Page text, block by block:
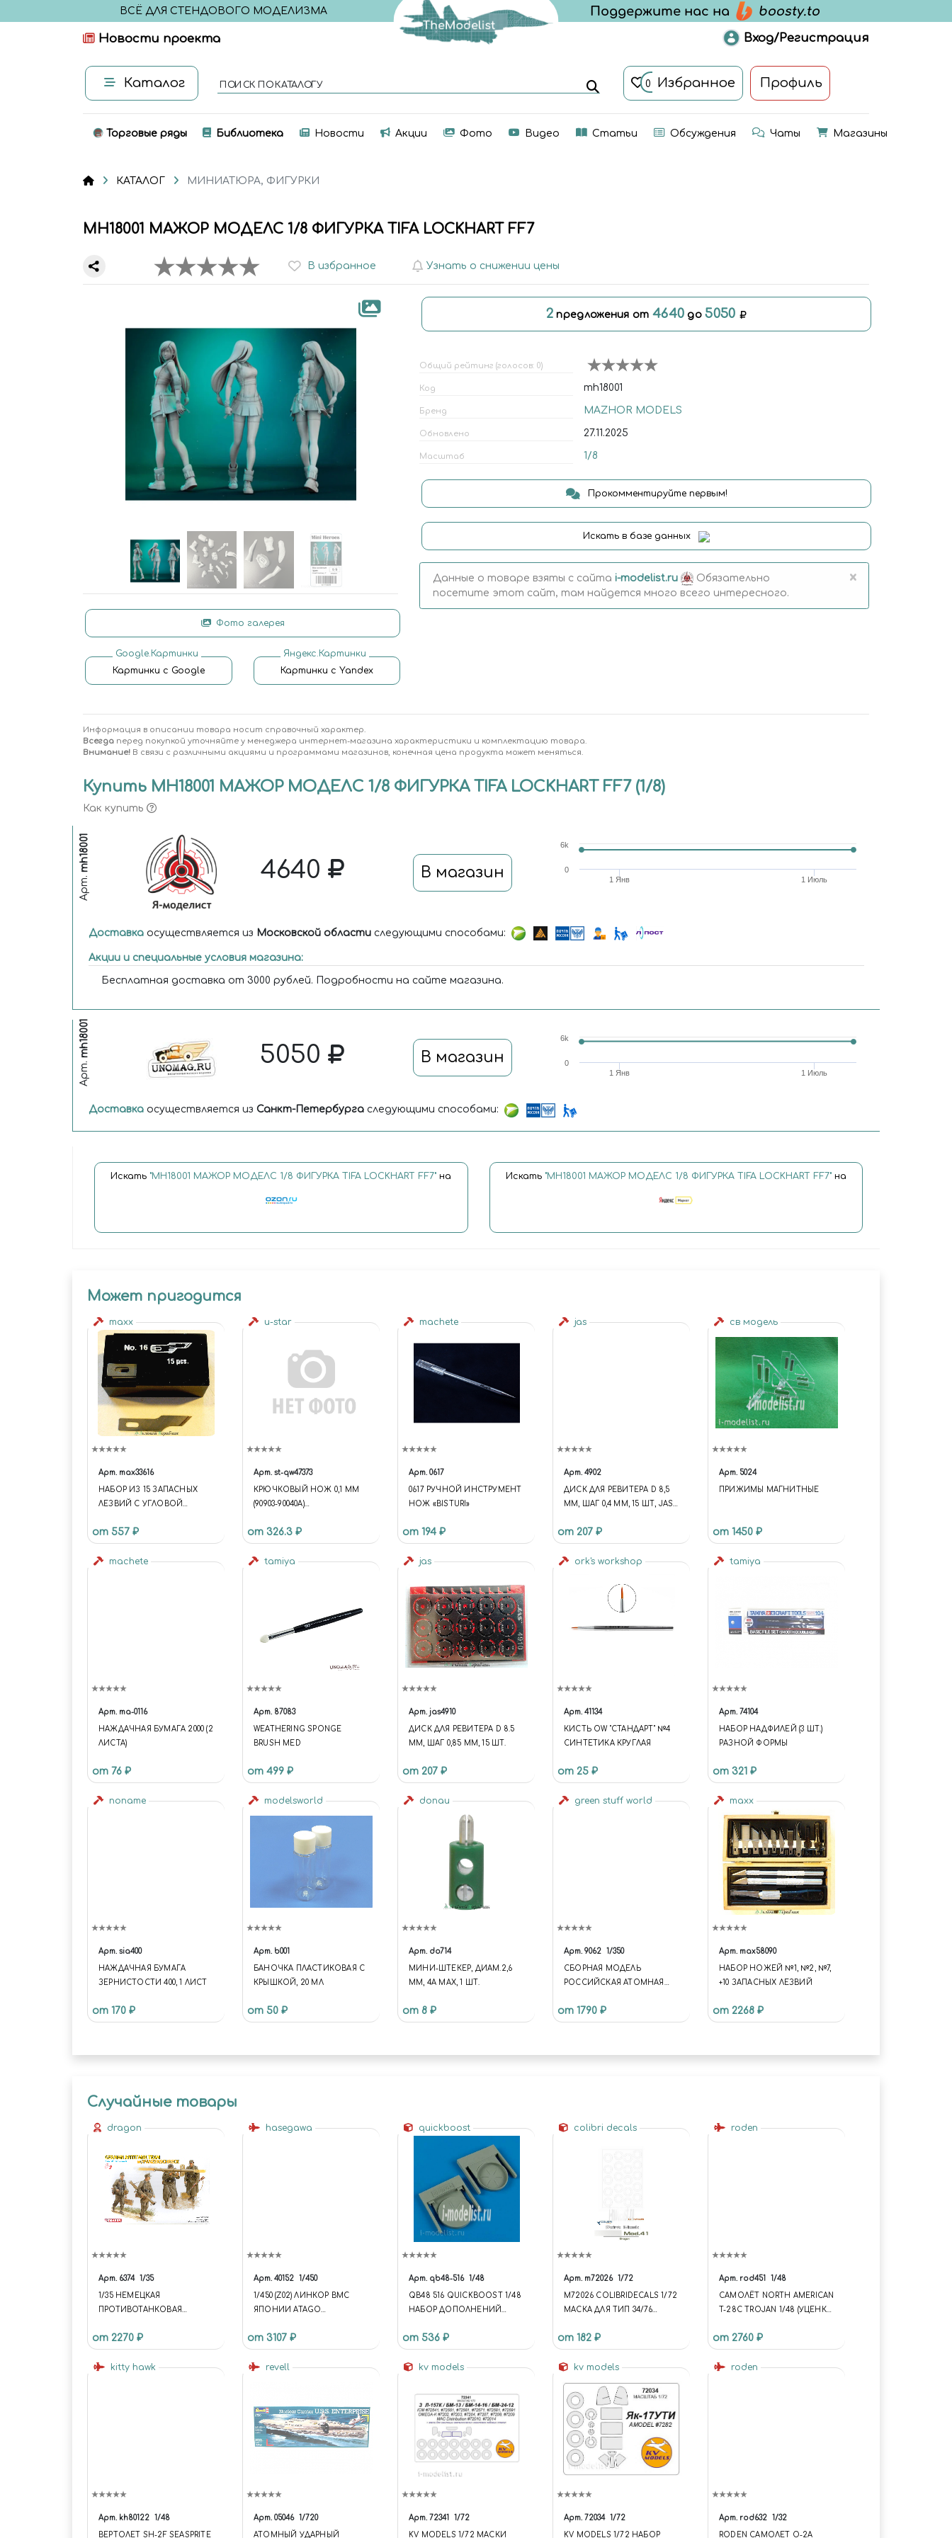
ВСЁ ДЛЯ СТЕНДОВОГО МОДЕЛИЗМА
Новости проекта Вход/Регистрация
Каталог ПОИСК ПО КАТАЛОГУ 0 Избранное Профиль
Торговые ряды Библиотека Новости Акции Фото Видео Статьи Обсуждения Чаты Магазины
КАТАЛОГ МИНИАТЮРА, ФИГУРКИ
MH18001 МАЖОР МОДЕЛС 1/8 ФИГУРКА TIFA LOCKHART FF7
В избранное Узнать о снижении цены
Фото галерея
Google.Картинки
Картинки с Google
Яндекс.Картинки
Картинки с Yandex
2 предложения от 4640 до5050
Общий рейтинг (голосов: 0)
Код mh18001
Бренд MAZHOR MODELS
Обновлено 27.11.2025
Масштаб 1/8
Прокомментируйте первым!
Искать в базе данных
Данные о товаре взяты с сайта i-modelist.ru
Обязательно
посетите этот сайт, там найдется много всего интересного.
×
Информация в описании товара носит справочный характер.
Всегда перед покупкой уточняйте у менеджера интернет-магазина характеристики и комплектацию товара.
Внимание! В связи с различными акциями и программами магазинов, конечная цена продукта может меняться.
Купить MH18001 МАЖОР МОДЕЛС 1/8 ФИГУРКА TIFA LOCKHART FF7 (1/8)
Как купить
Арт.
mh18001 4640 В магазин 1 Янв 1 Июль
0
6k
Доставка осуществляется из Московской области следующими способами:
Акции и специальные условия магазина:
Бесплатная доставка от 3000 рублей. Подробности на сайте магазина.
Арт.
mh18001 5050 В магазин
1 Янв 1 Июль
0
6k
Доставка осуществляется из Санкт-Петербурга следующими способами:
Искать "MH18001 МАЖОР МОДЕЛС 1/8 ФИГУРКА TIFA LOCKHART FF7" на Искать "MH18001 МАЖОР МОДЕЛС 1/8 ФИГУРКА TIFA LOCKHART FF7"на
Может пригодится
maxx
Арт. max33616
НАБОР ИЗ 15 ЗАПАСНЫХ
ЛЕЗВИЙ С УГЛОВОЙ
от 557 ₽
u-star
Арт. st-qw47373
КРЮЧКОВЫЙ НОЖ 0,1 ММ
(90903-90040A)
HOOK KNIFE (90903-90040A)
(CONSOLIDATED)
от 326.3 ₽
machete
Арт. 0617
0617 РУЧНОЙ ИНСТРУМЕНТ
НОЖ «BISTURI»
от 194 ₽
jas
Арт. 4902
ДИСК ДЛЯ РЕВИТЕРА D 8,5
ММ, ШАГ 0,4 ММ, 15 ШТ, JAS
от 207 ₽
св модель
Арт. 5024
ПРИЖИМЫ МАГНИТНЫЕ
от 1450 ₽
machete
Арт. ma-0116
НАЖДАЧНАЯ БУМАГА 2000 (2
ЛИСТА)
от 76 ₽
tamiya
Арт. 87083
WEATHERING SPONGE
BRUSH MED
от 499 ₽
jas
Арт. jas4910
ДИСК ДЛЯ РЕВИТЕРА D 8.5
ММ, ШАГ 0,85 ММ, 15 ШТ.
от 207 ₽
ork's workshop
Арт. 41134
КИСТЬ OW "СТАНДАРТ" №4
СИНТЕТИКА КРУГЛАЯ
от 25 ₽
tamiya
Арт. 74104
НАБОР НАДФИЛЕЙ (3 ШТ.)
РАЗНОЙ ФОРМЫ
от 321 ₽
noname
Арт. sia400
НАЖДАЧНАЯ БУМАГА
ЗЕРНИСТОСТИ 400, 1 ЛИСТ
от 170 ₽
modelsworld
Арт. b001
БАНОЧКА ПЛАСТИКОВАЯ С
КРЫШКОЙ, 20 МЛ
от 50 ₽
donau
Арт. do714
МИНИ-ШТЕКЕР, ДИАМ.2,6
ММ, 4А MAX, 1 ШТ.
от 8 ₽
green stuff world
Арт. 9062 1/350
СБОРНАЯ МОДЕЛЬ
РОССИЙСКАЯ АТОМНАЯ
ПРОЕКТА «ДЕЛЬФИН»
от 1790 ₽
maxx
Арт. max58090
НАБОР НОЖЕЙ №1, №2, №7,
+10 ЗАПАСНЫХ ЛЕЗВИЙ
от 2268 ₽
Случайные товары
dragon
Арт. 6374 1/35
1/35 НЕМЕЦКАЯ
ПРОТИВОТАНКОВАЯ
ГРАНАТОМЁТОМ
ПАНЦЕРШРЕК
от 2270 ₽
hasegawa
Арт. 40152 1/450
1/450 (Z02) ЛИНКОР ВМС
ЯПОНИИ ATAGO
(Z02) JAPANESE NAVY
BATTLESHIP ATAGO
(3800)2014.12NEW MGP
от 3107 ₽
quickboost
Арт. qb48-516 1/48
QB48 516 QUICKBOOST 1/48
НАБОР ДОПОЛНЕНИЙ
EXHAUST COVERS
от 536 ₽
colibri decals
Арт. m72026 1/72
M72026 COLIBRIDECALS 1/72
МАСКА ДЛЯ ТИП 34/76
от 182 ₽
roden
Арт. rod451 1/48
САМОЛЁТ NORTH AMERICAN
T-28C TROJAN 1/48 (УЦЕНКА)
САМОЛЁТЫ
от 2760 ₽
kitty hawk
Арт. kh80122 1/48
ВЕРТОЛЕТ SH-2F SEASPRITE
revell
Арт. 05046 1/720
АТОМНЫЙ УДАРНЫЙ
kv models
Арт. 72341 1/72
KV MODELS 1/72 МАСКИ
kv models
Арт. 72034 1/72
KV MODELS 1/72 НАБОР
roden
Арт. rod632 1/32
RODEN САМОЛЕТ O-2A